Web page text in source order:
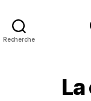
Recherche